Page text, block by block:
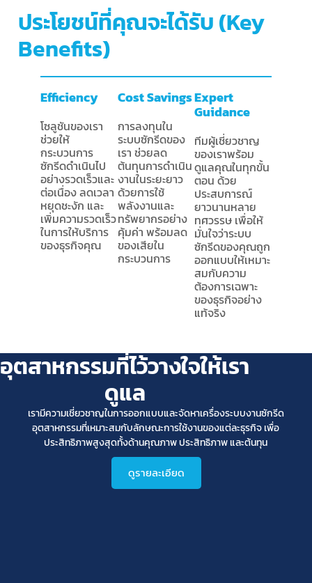
ประโยชน์ที่คุณจะได้รับ (Key
Benefits)
Efficiency
โซลูชันของเรา
ช่วยให้
กระบวนการ
ซักรีดดำเนินไป
อย่างรวดเร็วและ
ต่อเนื่อง ลดเวลา
หยุดชะงัก และ
เพิ่มความรวดเร็ว
ในการให้บริการ
ของธุรกิจคุณ
Cost Savings
การลงทุนใน
ระบบซักรีดของ
เรา ช่วยลด
ต้นทุนการดำเนิน
งานในระยะยาว
ด้วยการใช้
พลังงานและ
ทรัพยากรอย่าง
คุ้มค่า พร้อมลด
ของเสียใน
กระบวนการ
Expert
Guidance
ทีมผู้เชี่ยวชาญ
ของเราพร้อม
ดูแลคุณในทุกขั้น
ตอน ด้วย
ประสบการณ์
ยาวนานหลาย
ทศวรรษ เพื่อให้
มั่นใจว่าระบบ
ซักรีดของคุณถูก
ออกแบบให้เหมาะ
สมกับความ
ต้องการเฉพาะ
ของธุรกิจอย่าง
แท้จริง
อุตสาหกรรมที่ไว้วางใจให้เรา
ดูแล
เรามีความเชี่ยวชาญในการออกแบบและจัดหาเครื่องระบบงานซักรีด
อุตสาหกรรมที่เหมาะสมกับลักษณะการใช้งานของแต่ละธุรกิจ เพื่อ
ประสิทธิภาพสูงสุดทั้งด้านคุณภาพ ประสิทธิภาพ และต้นทุน
ดูรายละเอียด